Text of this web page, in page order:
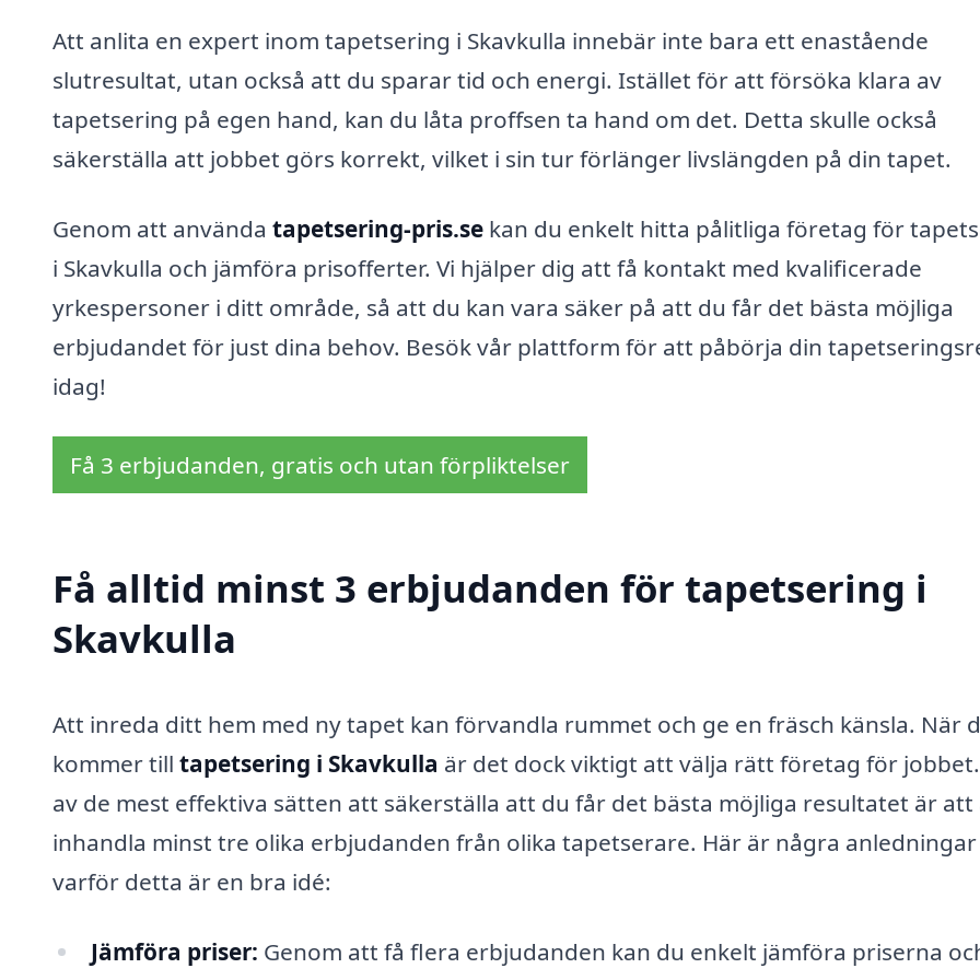
Att anlita en expert inom tapetsering i Skavkulla innebär inte bara ett enastående
slutresultat, utan också att du sparar tid och energi. Istället för att försöka klara av
tapetsering på egen hand, kan du låta proffsen ta hand om det. Detta skulle också
säkerställa att jobbet görs korrekt, vilket i sin tur förlänger livslängden på din tapet.
Genom att använda tapetsering-pris.se kan du enkelt hitta pålitliga företag för
i Skavkulla och jämföra prisofferter. Vi hjälper dig att få kontakt med kvalificerade
yrkespersoner i ditt område, så att du kan vara säker på att du får det bästa möjliga
erbjudandet för just dina behov. Besök vår plattform för att påbörja din
idag!
Få 3 erbjudanden, gratis och utan förpliktelser
Få alltid minst 3 erbjudanden för tapetsering i
Skavkulla
Att inreda ditt hem med ny tapet kan förvandla rummet och ge en fräsch känsla. När
kommer till tapetsering i Skavkulla är det dock viktigt att välja rätt företag för
av de mest effektiva sätten att säkerställa att du får det bästa möjliga resultatet är att
inhandla minst tre olika erbjudanden från olika tapetserare. Här är några
varför detta är en bra idé:
Jämföra priser: Genom att få flera erbjudanden kan du enkelt jämföra priserna